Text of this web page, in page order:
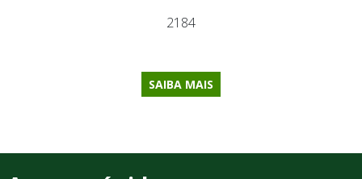
2184
SAIBA MAIS